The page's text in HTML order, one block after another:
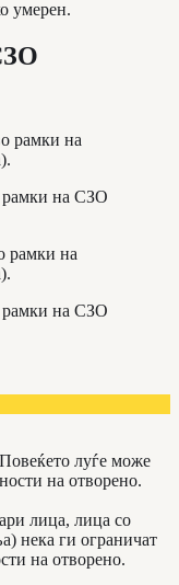
умерен.
рамки на
рамки на СЗО
рамки на
рамки на СЗО
луѓе може
на отворено.
лица, лица со
нека ги ограничат
на отворено.